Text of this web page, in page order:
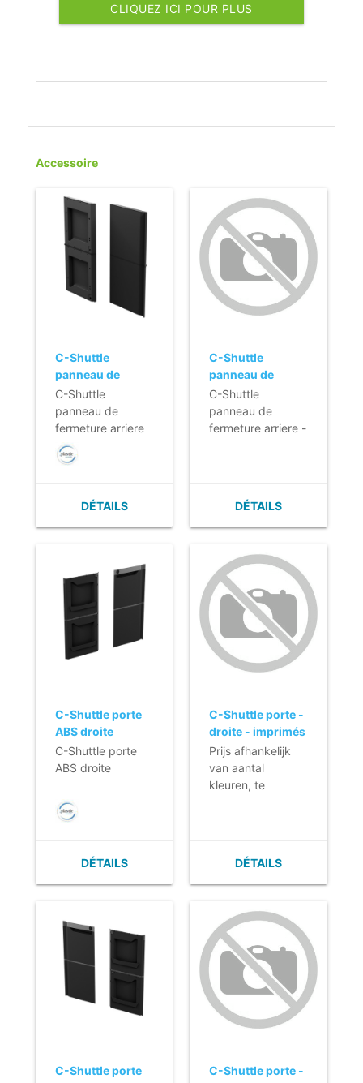
CLIQUEZ ICI POUR PLUS
Accessoire
C-Shuttle
panneau de
fermeture arriere
en ABS
C-Shuttle
panneau de
fermeture arriere
en ABS
DÉTAILS
C-Shuttle
panneau de
fermeture arriere
- private label
C-Shuttle
panneau de
fermeture arriere -
DÉTAILS
C-Shuttle porte
ABS droite
C-Shuttle porte
ABS droite
DÉTAILS
C-Shuttle porte -
droite - imprimés
Prijs afhankelijk
van aantal
kleuren, te
DÉTAILS
C-Shuttle porte
C-Shuttle porte -